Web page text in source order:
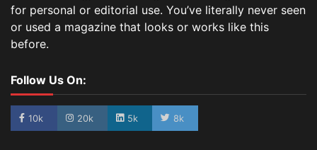
for personal or editorial use. You’ve literally never seen
or used a magazine that looks or works like this
before.
Follow Us On:
10k 20k 5k 8k